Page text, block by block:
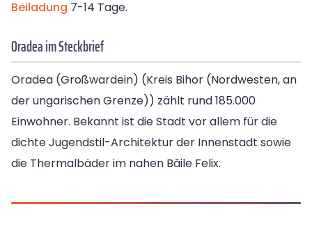
Beiladung 7-14 Tage.
Oradea im Steckbrief
Oradea (Großwardein) (Kreis Bihor (Nordwesten, an
der ungarischen Grenze)) zählt rund 185.000
Einwohner. Bekannt ist die Stadt vor allem für die
dichte Jugendstil-Architektur der Innenstadt sowie
die Thermalbäder im nahen Băile Felix.